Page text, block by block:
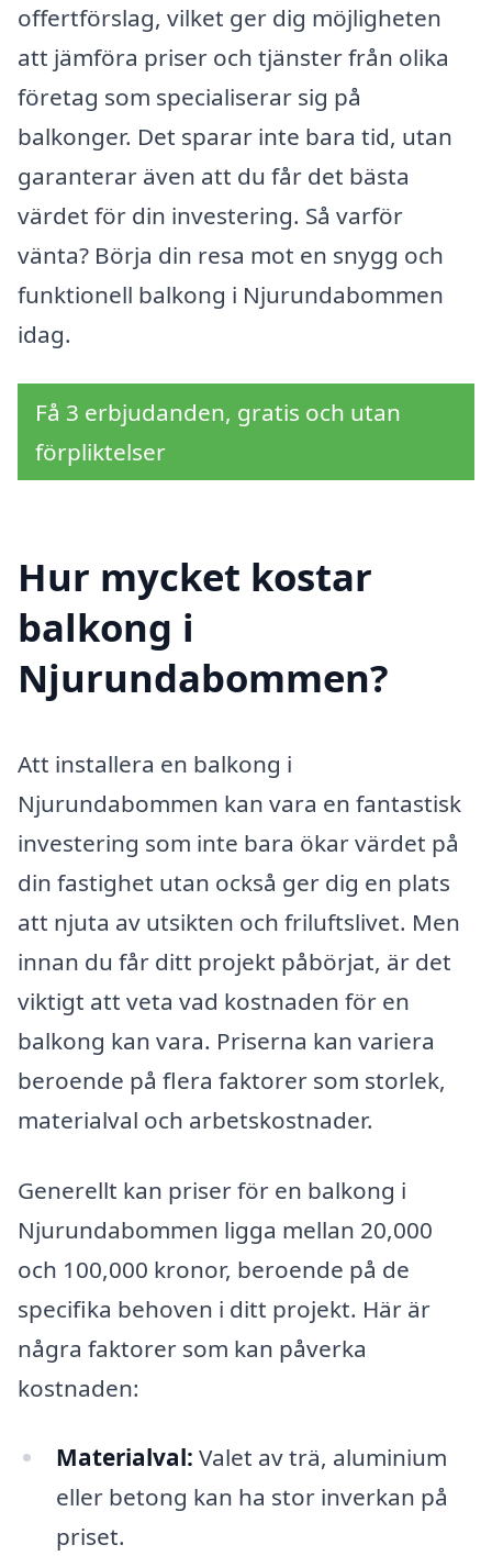
offertförslag, vilket ger dig möjligheten
att jämföra priser och tjänster från olika
företag som specialiserar sig på
balkonger. Det sparar inte bara tid, utan
garanterar även att du får det bästa
värdet för din investering. Så varför
vänta? Börja din resa mot en snygg och
funktionell balkong i Njurundabommen
idag.
Få 3 erbjudanden, gratis och utan
förpliktelser
Hur mycket kostar
balkong i
Njurundabommen?
Att installera en balkong i
Njurundabommen kan vara en fantastisk
investering som inte bara ökar värdet på
din fastighet utan också ger dig en plats
att njuta av utsikten och friluftslivet. Men
innan du får ditt projekt påbörjat, är det
viktigt att veta vad kostnaden för en
balkong kan vara. Priserna kan variera
beroende på flera faktorer som storlek,
materialval och arbetskostnader.
Generellt kan priser för en balkong i
Njurundabommen ligga mellan 20,000
och 100,000 kronor, beroende på de
specifika behoven i ditt projekt. Här är
några faktorer som kan påverka
kostnaden:
Materialval: Valet av trä, aluminium
eller betong kan ha stor inverkan på
priset.